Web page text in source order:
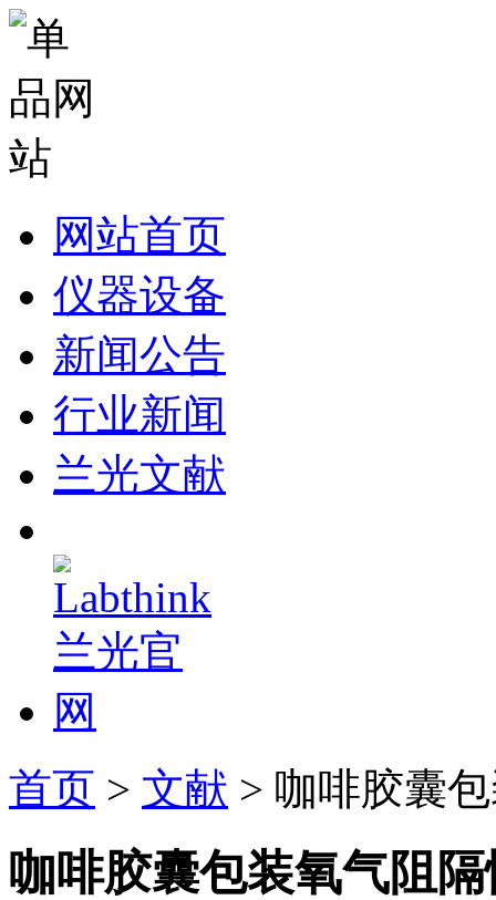
网站首页
仪器设备
新闻公告
行业新闻
兰光文献
首页 > 文献 > 咖啡胶囊
咖啡胶囊包装氧气阻